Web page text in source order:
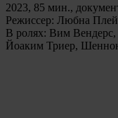
2023, 85 мин.,
Режиссер: Любна
В ролях: Вим
Йоаким Триер,